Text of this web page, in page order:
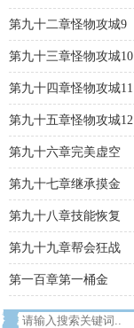
第九十二章怪物攻城9
第九十三章怪物攻城10
第九十四章怪物攻城11
第九十五章怪物攻城12
第九十六章完美虚空
第九十七章继承摸金
第九十八章技能恢复
第九十九章帮会狂战
第一百章第一桶金